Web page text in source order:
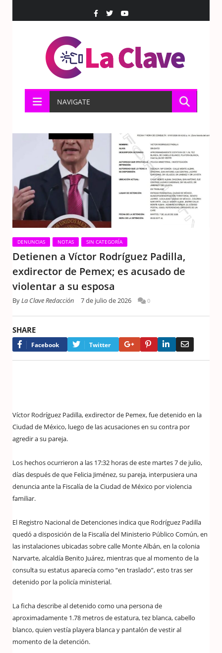
NAVIGATE
DENUNCIAS NOTAS SIN CATEGORÍA
Detienen a Víctor Rodríguez Padilla,
exdirector de Pemex; es acusado de
violentar a su esposa
ByLa Clave Redacción 7 de julio de 2026 0
SHARE
Facebook Twitter Google+PinterestLinkedIn
Víctor Rodríguez Padilla, exdirector de Pemex, fue detenido en la
Ciudad de México, luego de las acusaciones en su contra por
agredir a su pareja.
Los hechos ocurrieron a las 17:32 horas de este martes 7 de julio,
días después de que Felicia Jiménez, su pareja, interpusiera una
denuncia ante la Fiscalía de la Ciudad de México por violencia
familiar.
El Registro Nacional de Detenciones indica que Rodríguez Padilla
quedó a disposición de la Fiscalía del Ministerio Público Común, en
las instalaciones ubicadas sobre calle Monte Albán, en la colonia
Narvarte, alcaldía Benito Juárez, mientras que al momento de la
consulta su estatus aparecía como “en traslado”, esto tras ser
detenido por la policía ministerial.
La ficha describe al detenido como una persona de
aproximadamente 1.78 metros de estatura, tez blanca, cabello
blanco, quien vestía playera blanca y pantalón de vestir al
momento de la detención.